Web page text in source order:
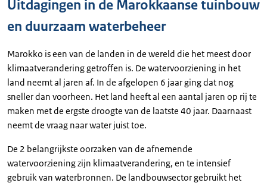
Uitdagingen in de Marokkaanse tuinbouw
en duurzaam waterbeheer
Marokko is een van de landen in de wereld die het meest door
klimaatverandering getroffen is. De watervoorziening in het
land neemt al jaren af. In de afgelopen 6 jaar ging dat nog
sneller dan voorheen. Het land heeft al een aantal jaren op rij te
maken met de ergste droogte van de laatste 40 jaar. Daarnaast
neemt de vraag naar water juist toe.
De 2 belangrijkste oorzaken van de afnemende
watervoorziening zijn klimaatverandering, en te intensief
gebruik van waterbronnen. De landbouwsector gebruikt het